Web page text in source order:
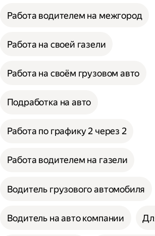
Работа водителем на межгород
Работа на своей газели
Работа на своём грузовом авто
Подработка на авто
Работа по графику 2 через 2
Работа водителем на газели
Водитель грузового автомобиля
Водитель на авто компании